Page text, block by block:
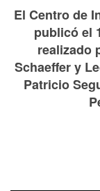
El Centro de
publicó el
realizado
Schaeffer y
Patricio